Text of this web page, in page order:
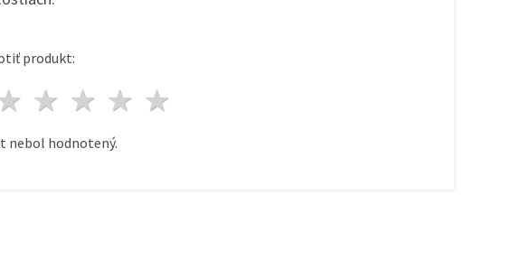
produkt:
4 hviezdy
3 hviezdy
2 hviezdy
1 hviezda
nebol hodnotený.